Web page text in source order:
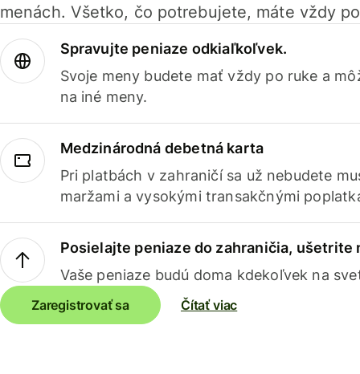
menách. Všetko, čo potrebujete, máte vždy
Spravujte peniaze odkiaľkoľvek.
Svoje meny budete mať vždy po ruke a
na iné meny.
Medzinárodná debetná karta
Pri platbách v zahraničí sa už nebudete
maržami a vysokými transakčnými
Posielajte peniaze do zahraničia, ušetrite
Vaše peniaze budú doma kdekoľvek na
Zaregistrovať sa Čítať viac